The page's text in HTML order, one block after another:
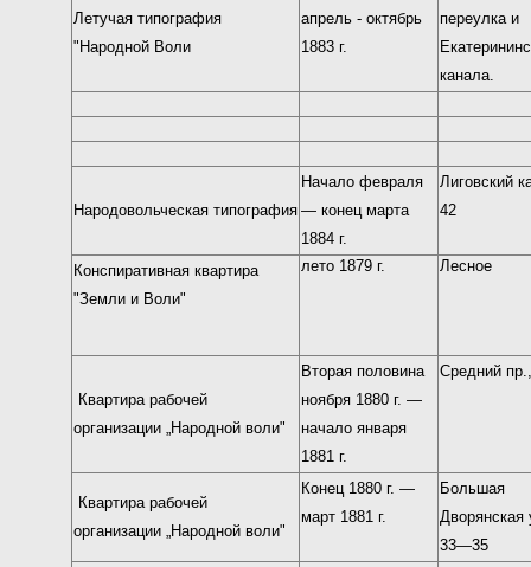
Летучая типография
"Народной Воли
апрель - октябрь
1883 г.
переулка и
канала.
Народовольческая типография
Начало февраля
— конец марта
1884 г.
Лиговский
42
Конспиративная квартира
"Земли и Воли"
лето 1879 г. Лесное
Квартира рабочей
организации „Народной воли"
Вторая половина
ноября 1880 г. —
начало января
1881 г.
Средний
Квартира рабочей
организации „Народной воли"
Конец 1880 г. —
март 1881 г.
Большая
Дворянская
33—35